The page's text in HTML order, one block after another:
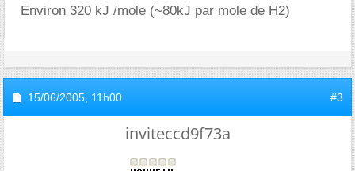
Environ 320 kJ /mole (~80kJ par mole de H2)
15/06/2005, 11h00 #3
inviteccd9f73a